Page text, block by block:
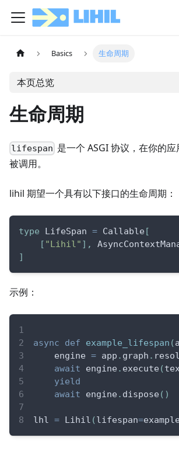
Basics 生命周期
本页总览
生命周期
lifespan 是一个 ASGI 协议，在你的
被调用。
lihil 期望一个具有以下接口的生命周期：
type LifeSpan = Callable [
[ "Lihil" ] ,
]
示例：
async def example_lifespan (
    engine
= app . graph .
await engine . execute (
yield
await engine . dispose ( )
lhl = Lihil (lifespan=